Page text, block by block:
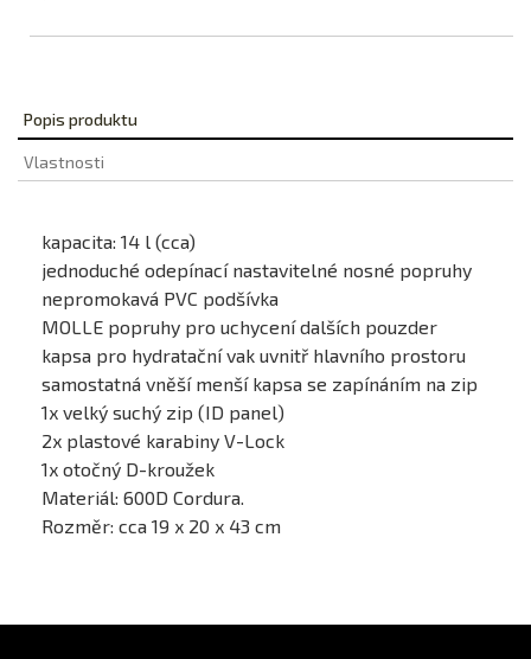
Popis produktu
Vlastnosti
kapacita: 14 l (cca)
jednoduché odepínací nastavitelné nosné popruhy
nepromokavá PVC podšívka
MOLLE popruhy pro uchycení dalších pouzder
kapsa pro hydratační vak uvnitř hlavního prostoru
samostatná vněší menší kapsa se zapínáním na zip
1x velký suchý zip (ID panel)
2x plastové karabiny V-Lock
1x otočný D-kroužek
Materiál: 600D Cordura.
Rozměr: cca 19 x 20 x 43 cm